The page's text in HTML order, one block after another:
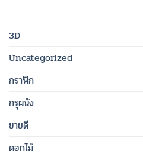
3D
Uncategorized
กราฟิก
กรุผนัง
ขายดี
ดอกไม้